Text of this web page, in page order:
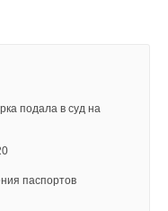
подала в суд на
паспортов